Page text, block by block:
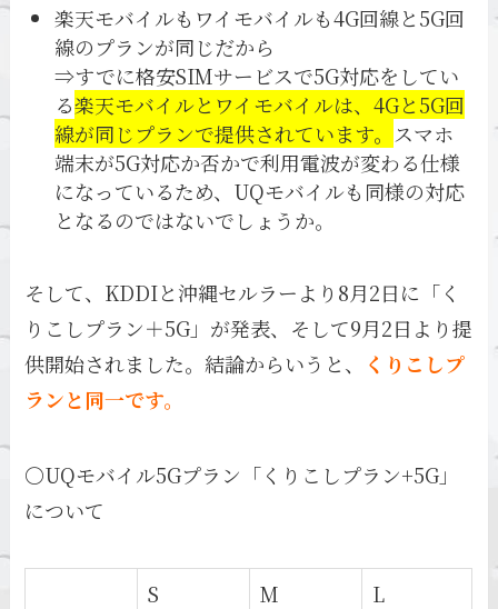
楽天モバイルもワイモバイルも4G回線と5G回
線のプランが同じだから
⇒すでに格安SIMサービスで5G対応をしてい
る楽天モバイルとワイモバイルは、4Gと5G回
線が同じプランで提供されています。 スマホ
端末が5G対応か否かで利用電波が変わる仕様
になっているため、UQモバイルも同様の対応
となるのではないでしょうか。
そして、KDDIと沖縄セルラーより8月2日に「く
りこしプラン＋5G」が発表、そして9月2日より提
供開始されました。結論からいうと、
くりこしプ
ランと同一です。
〇UQモバイル5Gプラン「くりこしプラン+5G」
について
S M
L